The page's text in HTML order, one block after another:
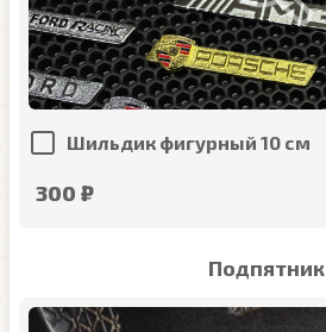
Шильдик фигурный 10 см
300 ₽
Подпятник